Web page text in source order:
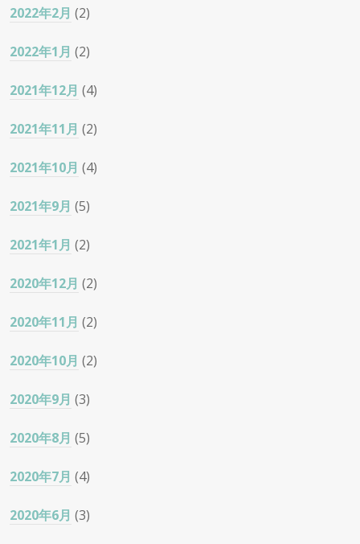
2022年2月 (2)
2022年1月 (2)
2021年12月 (4)
2021年11月 (2)
2021年10月 (4)
2021年9月 (5)
2021年1月 (2)
2020年12月 (2)
2020年11月 (2)
2020年10月 (2)
2020年9月 (3)
2020年8月 (5)
2020年7月 (4)
2020年6月 (3)